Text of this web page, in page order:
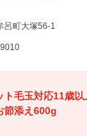
呂町大塚56-1
ト毛玉対応11歳
節添え600g